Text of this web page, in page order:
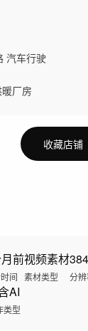
汽车行驶
厂房
收藏店铺
前
时间
视频素材
素材类型 分
AI
类型